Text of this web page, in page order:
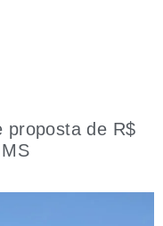
proposta de R$